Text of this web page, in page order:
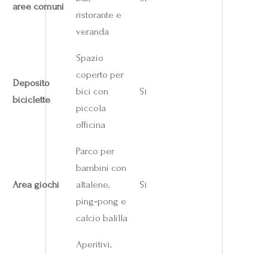
aree comuni
ristorante e
veranda
Deposito
biciclette
Spazio
coperto per
bici con
piccola
officina
Sì
Area giochi
Parco per
bambini con
altalene,
ping‑pong e
calcio balilla
Sì
Aperitivi,